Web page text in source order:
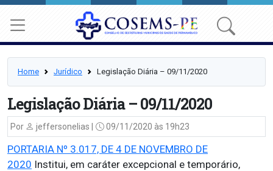
Home Jurídico Legislação Diária – 09/11/2020
Legislação Diária – 09/11/2020
Por jeffersonelias | 09/11/2020 às 19h23
PORTARIA Nº 3.017, DE 4 DE NOVEMBRO DE
2020 Institui, em caráter excepcional e temporário,